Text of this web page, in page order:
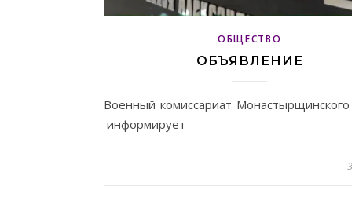
ОБЩЕСТВО
ОБЪЯВЛЕНИЕ
Военный комиссариат
информирует